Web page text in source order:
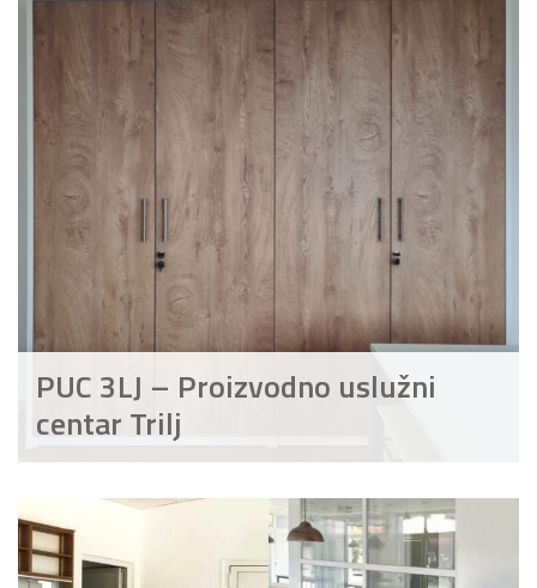
PUC 3LJ – Proizvodno uslužni
centar Trilj